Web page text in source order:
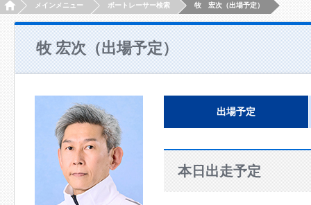
HOMEメインメニュー ボートレーサー検索 牧 宏次（出場予定）
牧 宏次（出場予定）
出場予定
本日出走予定